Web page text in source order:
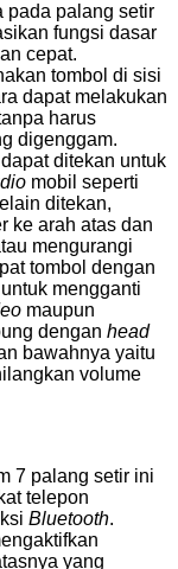
pada palang setir
fungsi dasar
cepat.
tombol di sisi
dapat melakukan
harus
digenggam.
ditekan untuk
mobil seperti
ditekan,
ke arah atas dan
mengurangi
tombol dengan
mengganti
maupun
dengan head
bawahnya yaitu
volume
7 palang setir ini
telepon
Bluetooth.
yang